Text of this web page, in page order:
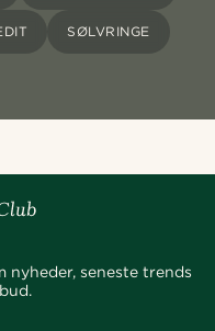
SØLVRINGE
seneste trends